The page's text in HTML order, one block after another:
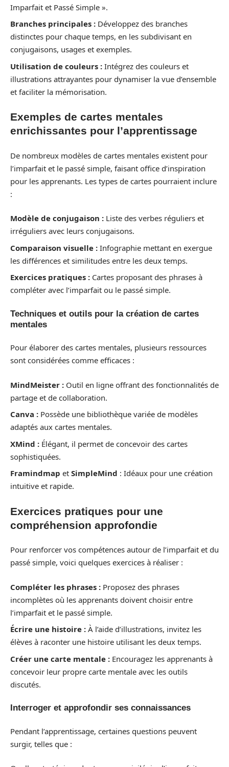
Imparfait et Passé Simple ».
Branches principales : Développez des branches
distinctes pour chaque temps, en les subdivisant en
conjugaisons, usages et exemples.
Utilisation de couleurs : Intégrez des couleurs et
illustrations attrayantes pour dynamiser la vue d’ensemble
et faciliter la mémorisation.
Exemples de cartes mentales
enrichissantes pour l’apprentissage
De nombreux modèles de cartes mentales existent pour
l’imparfait et le passé simple, faisant office d’inspiration
pour les apprenants. Les types de cartes pourraient inclure
:
Modèle de conjugaison : Liste des verbes réguliers et
irréguliers avec leurs conjugaisons.
Comparaison visuelle : Infographie mettant en exergue
les différences et similitudes entre les deux temps.
Exercices pratiques : Cartes proposant des phrases à
compléter avec l’imparfait ou le passé simple.
Techniques et outils pour la création de cartes
mentales
Pour élaborer des cartes mentales, plusieurs ressources
sont considérées comme efficaces :
MindMeister : Outil en ligne offrant des fonctionnalités de
partage et de collaboration.
Canva : Possède une bibliothèque variée de modèles
adaptés aux cartes mentales.
XMind : Élégant, il permet de concevoir des cartes
sophistiquées.
Framindmap et SimpleMind : Idéaux pour une création
intuitive et rapide.
Exercices pratiques pour une
compréhension approfondie
Pour renforcer vos compétences autour de l’imparfait et du
passé simple, voici quelques exercices à réaliser :
Compléter les phrases : Proposez des phrases
incomplètes où les apprenants doivent choisir entre
l’imparfait et le passé simple.
Écrire une histoire : À l’aide d’illustrations, invitez les
élèves à raconter une histoire utilisant les deux temps.
Créer une carte mentale : Encouragez les apprenants à
concevoir leur propre carte mentale avec les outils
discutés.
Interroger et approfondir ses connaissances
Pendant l’apprentissage, certaines questions peuvent
surgir, telles que :